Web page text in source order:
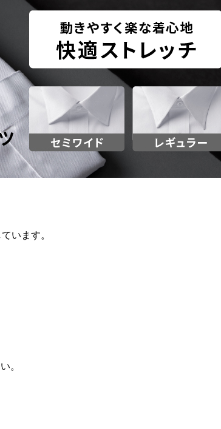
います。
。